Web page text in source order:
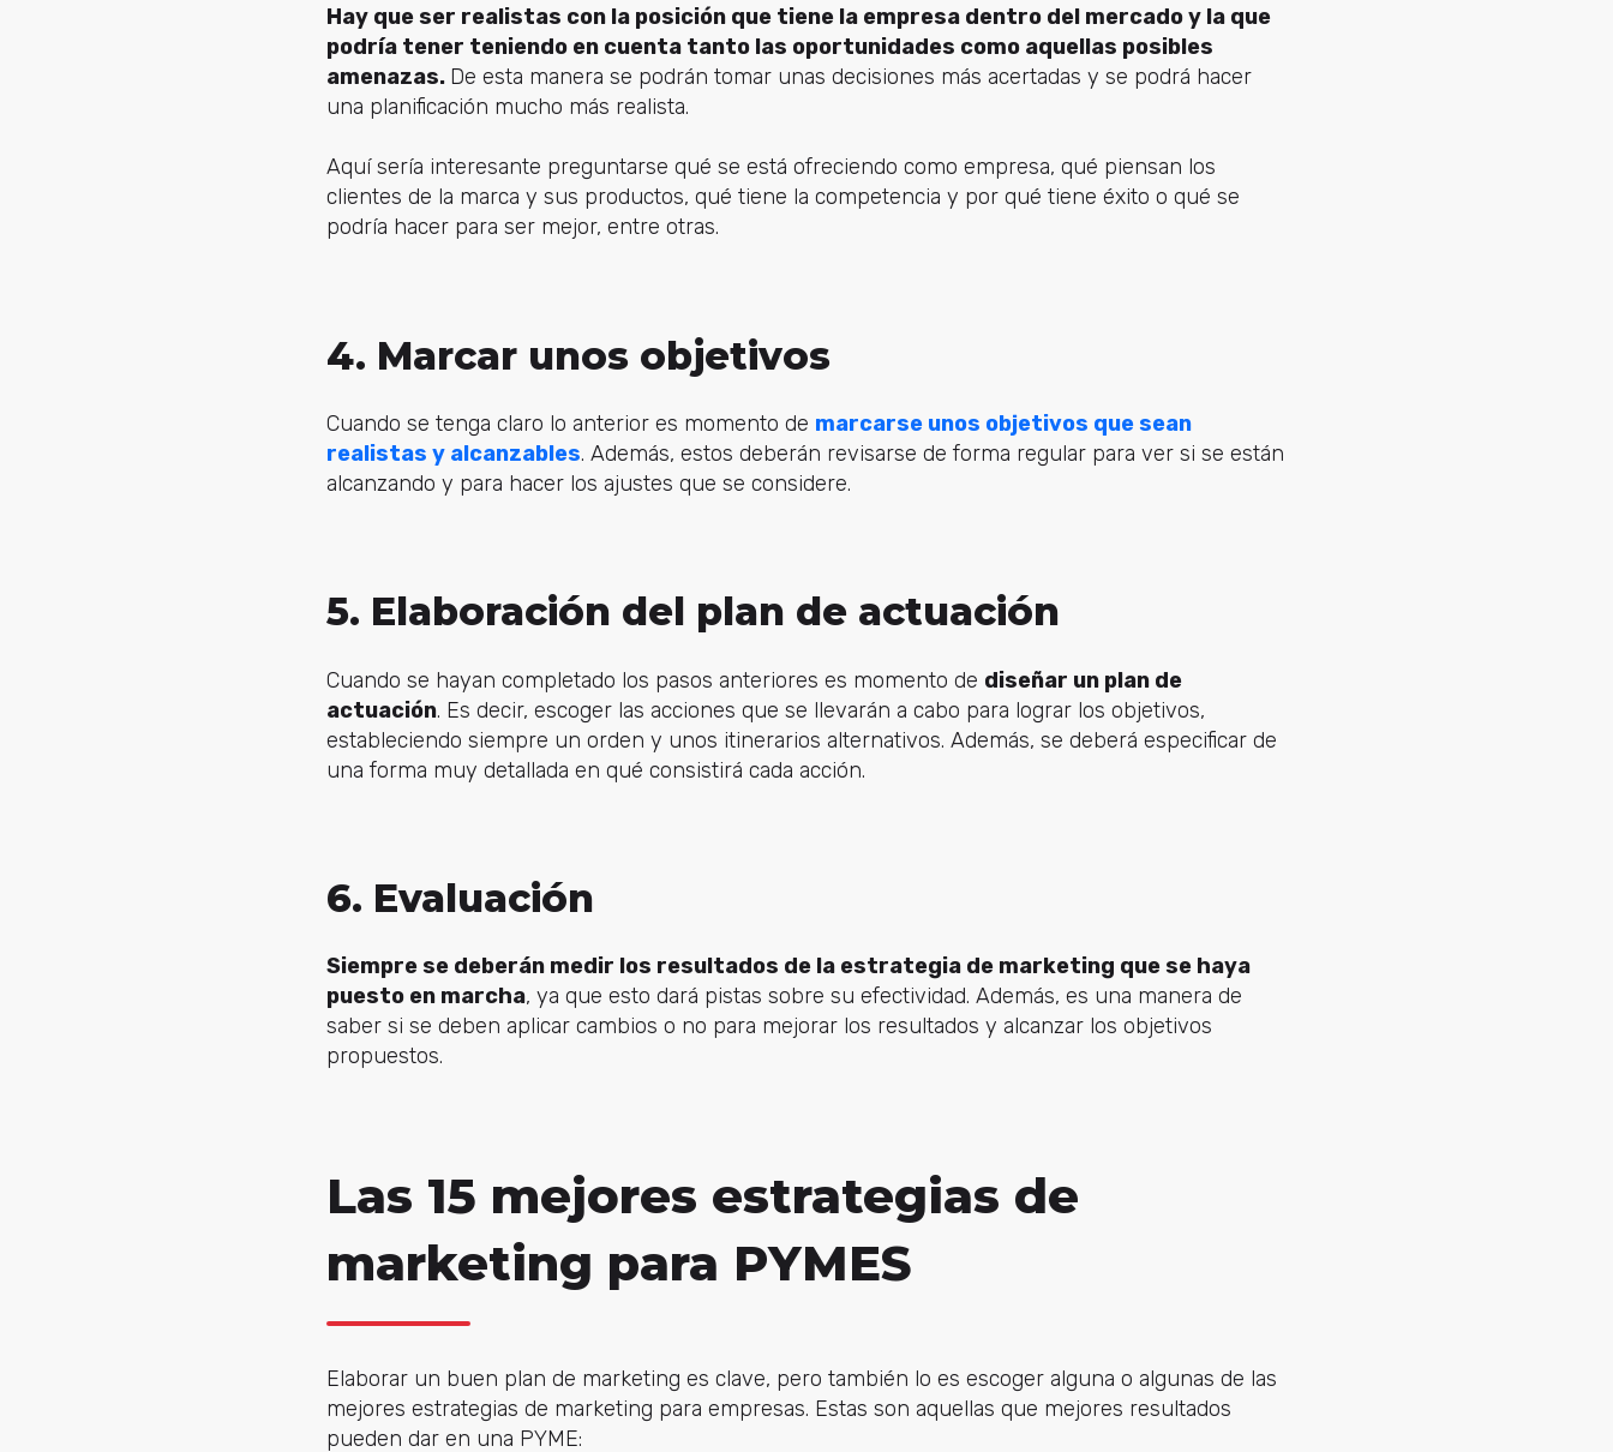
Hay que ser realistas con la posición que tiene la empresa dentro del mercado y la que
podría tener teniendo en cuenta tanto las oportunidades como aquellas posibles
amenazas. De esta manera se podrán tomar unas decisiones más acertadas y se podrá hacer
una planificación mucho más realista.
Aquí sería interesante preguntarse qué se está ofreciendo como empresa, qué piensan los
clientes de la marca y sus productos, qué tiene la competencia y por qué tiene éxito o qué se
podría hacer para ser mejor, entre otras.
4. Marcar unos objetivos
Cuando se tenga claro lo anterior es momento de marcarse unos objetivos que sean
realistas y alcanzables. Además, estos deberán revisarse de forma regular para ver si se están
alcanzando y para hacer los ajustes que se considere.
5. Elaboración del plan de actuación
Cuando se hayan completado los pasos anteriores es momento de diseñar un plan de
actuación. Es decir, escoger las acciones que se llevarán a cabo para lograr los objetivos,
estableciendo siempre un orden y unos itinerarios alternativos. Además, se deberá especificar de
una forma muy detallada en qué consistirá cada acción.
6. Evaluación
Siempre se deberán medir los resultados de la estrategia de marketing que se haya
puesto en marcha, ya que esto dará pistas sobre su efectividad. Además, es una manera de
saber si se deben aplicar cambios o no para mejorar los resultados y alcanzar los objetivos
propuestos.
Las 15 mejores estrategias de
marketing para PYMES
Elaborar un buen plan de marketing es clave, pero también lo es escoger alguna o algunas de las
mejores estrategias de marketing para empresas. Estas son aquellas que mejores resultados
pueden dar en una PYME: